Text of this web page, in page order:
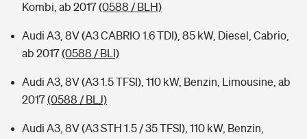
Kombi, ab 2017(0588 / BLH)
Audi A3, 8V (A3 CABRIO 1.6 TDI), 85 kW, Diesel, Cabrio,
ab 2017(0588 / BLI)
Audi A3, 8V (A3 1.5 TFSI), 110 kW, Benzin, Limousine, ab
2017(0588 / BLJ)
Audi A3, 8V (A3 STH 1.5 / 35 TFSI), 110 kW, Benzin,